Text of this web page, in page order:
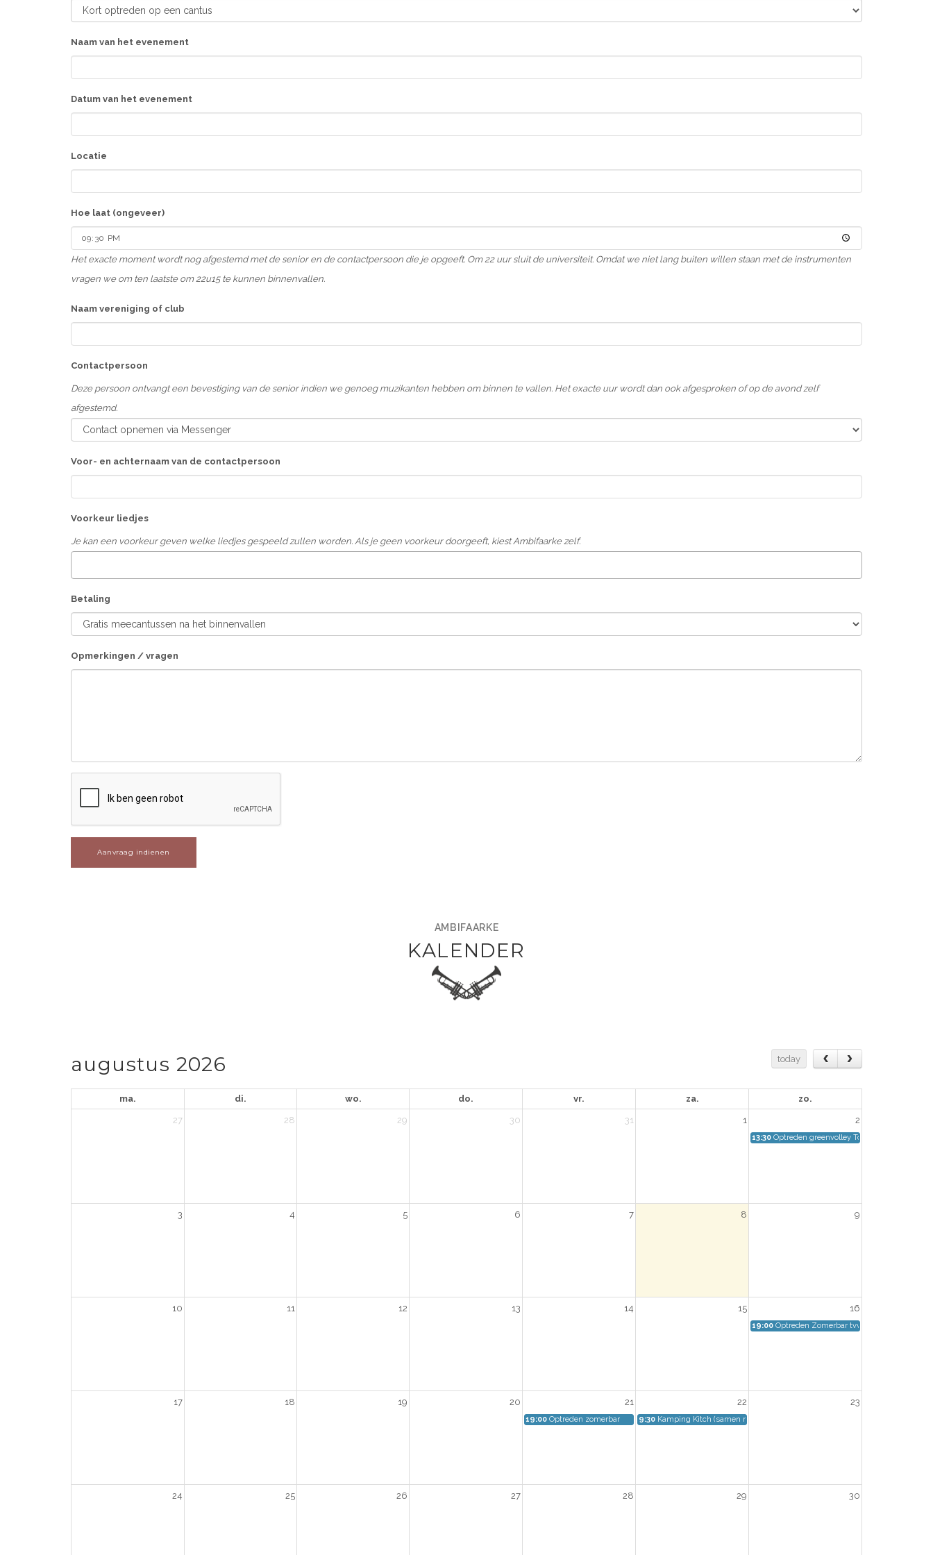
Naam van het evenement
Datum van het evenement
Locatie
Hoe laat (ongeveer)
Het exacte moment wordt nog afgestemd met de senior en de contactpersoon die je opgeeft. Om 22 uur sluit de universiteit. Omdat we niet lang buiten willen staan met de instrumenten
vragen we om ten laatste om 22u15 te kunnen binnenvallen.
Naam vereniging of club
Contactpersoon
Deze persoon ontvangt een bevestiging van de senior indien we genoeg muzikanten hebben om binnen te vallen. Het exacte uur wordt dan ook afgesproken of op de avond zelf
afgestemd.
Voor- en achternaam van de contactpersoon
Voorkeur liedjes
Je kan een voorkeur geven welke liedjes gespeeld zullen worden. Als je geen voorkeur doorgeeft, kiest Ambifaarke zelf.
Betaling
Opmerkingen / vragen
Aanvraag indienen
AMBIFAARKE
KALENDER
augustus 2026 today
ma. di. wo. do. vr. za. zo.
27 28 29 30 31 1 2
13:30 Optreden greenvolley Tongerlo
3 4 5 6 7 8 9
10 11 12 13 14 15 16
19:00 Optreden Zomerbar tvv KOTK
17 18 19 20 21 22 23
19:00 Optreden zomerbar 9:30 Kamping Kitch (samen met Toeternietoe)
24 25 26 27 28 29 30